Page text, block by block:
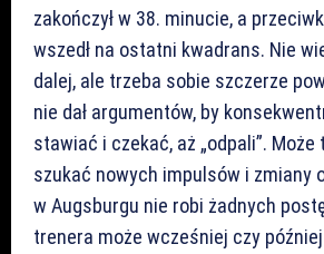
zakończył w 38. minucie, a
wszedł na ostatni kwadrans. Nie
dalej, ale trzeba sobie szczerze
nie dał argumentów, by
stawiać i czekać, aż „odpali”. Może
szukać nowych impulsów i zmiany
w Augsburgu nie robi żadnych
trenera może wcześniej czy